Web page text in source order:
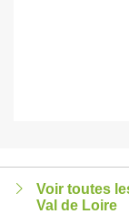
Voir toutes
Val de Loire